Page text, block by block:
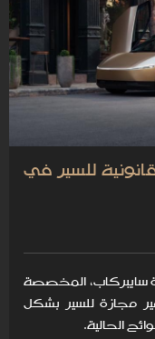
للسير في
سايبركاب، المخصصة
مجازة للسير بشكل
الحالية.